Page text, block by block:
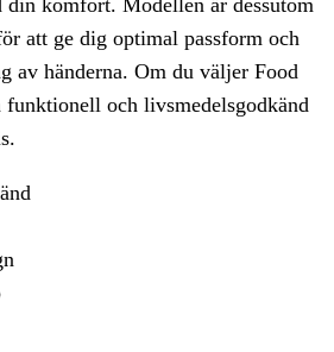
att ge dig optimal passform och
av händerna. Om du väljer Food
och livsmedelsgodkänd